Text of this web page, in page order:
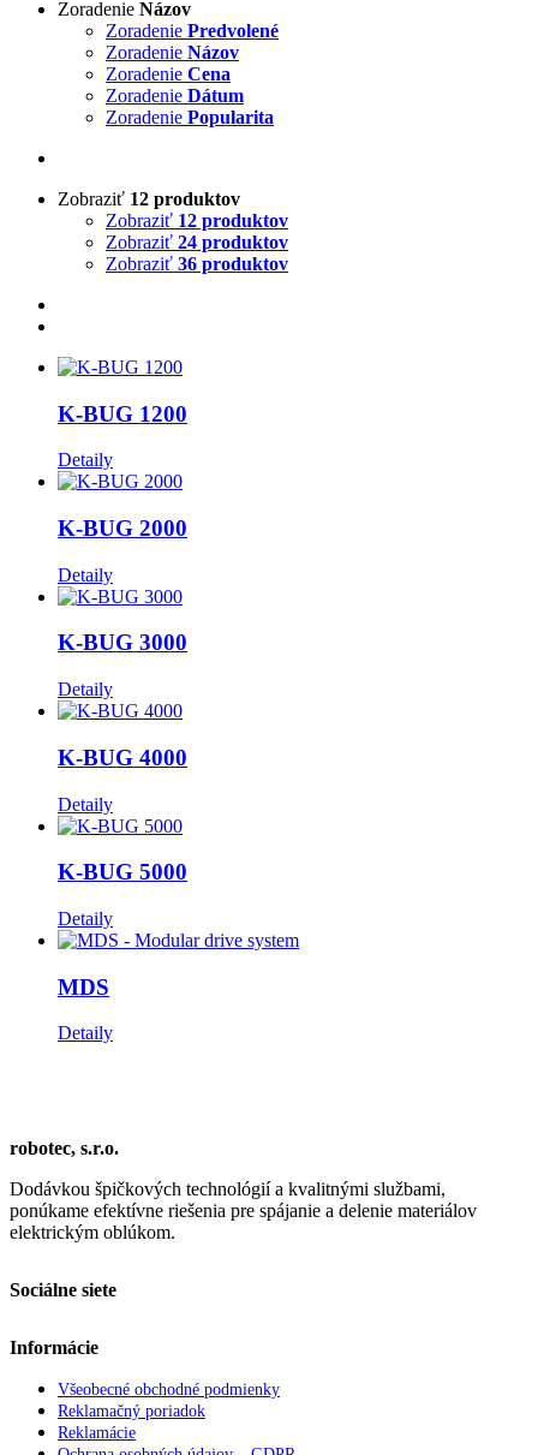
Zoradenie Názov
Zoradenie Predvolené
Zoradenie Názov
Zoradenie Cena
Zoradenie Dátum
Zoradenie Popularita
Zobraziť 12 produktov
Zobraziť 12 produktov
Zobraziť 24 produktov
Zobraziť 36 produktov
K-BUG 1200
Detaily
K-BUG 2000
Detaily
K-BUG 3000
Detaily
K-BUG 4000
Detaily
K-BUG 5000
Detaily
MDS
Detaily
robotec, s.r.o.
Dodávkou špičkových technológií a kvalitnými službami,
ponúkame efektívne riešenia pre spájanie a delenie materiálov
elektrickým oblúkom.
Sociálne siete
Informácie
Všeobecné obchodné podmienky
Reklamačný poriadok
Reklamácie